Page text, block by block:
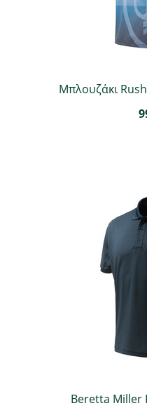
Μπλουζάκι
Beretta Miller